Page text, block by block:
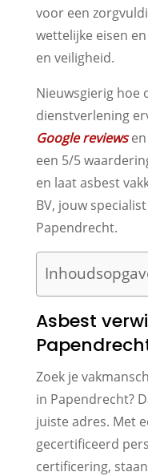
voor een
wettelijke eisen
en veiligheid.
Nieuwsgierig hoe
dienstverlening
Google reviewsen
een 5/5
en laat asbest
BV, jouw
Papendrecht.
Asbest
Zoek je
in Papendrecht?
juiste adres. Met
gecertificeerd
certificering,